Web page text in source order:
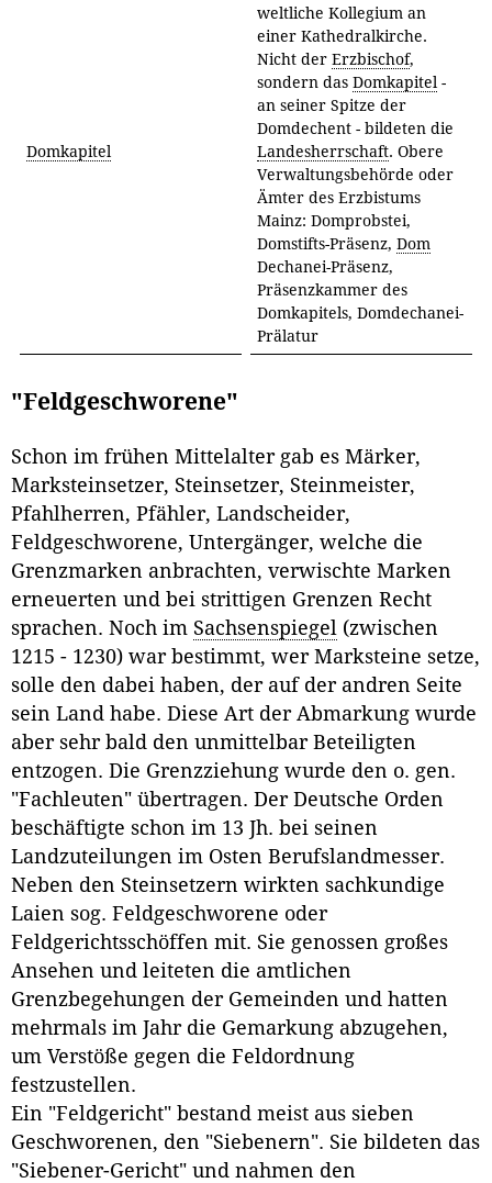
Domkapitel
weltliche Kollegium an
einer Kathedralkirche.
Nicht der Erzbischof,
sondern das Domkapitel -
an seiner Spitze der
Domdechent - bildeten die
Landesherrschaft. Obere
Verwaltungsbehörde oder
Ämter des Erzbistums
Mainz: Domprobstei,
Domstifts-Präsenz, Dom
Dechanei-Präsenz,
Präsenzkammer des
Domkapitels, Domdechanei-
Prälatur
"Feldgeschworene"
Schon im frühen Mittelalter gab es Märker,
Marksteinsetzer, Steinsetzer, Steinmeister,
Pfahlherren, Pfähler, Landscheider,
Feldgeschworene, Untergänger, welche die
Grenzmarken anbrachten, verwischte Marken
erneuerten und bei strittigen Grenzen Recht
sprachen. Noch im Sachsenspiegel (zwischen
1215 - 1230) war bestimmt, wer Marksteine setze,
solle den dabei haben, der auf der andren Seite
sein Land habe. Diese Art der Abmarkung wurde
aber sehr bald den unmittelbar Beteiligten
entzogen. Die Grenzziehung wurde den o. gen.
"Fachleuten" übertragen. Der Deutsche Orden
beschäftigte schon im 13 Jh. bei seinen
Landzuteilungen im Osten Berufslandmesser.
Neben den Steinsetzern wirkten sachkundige
Laien sog. Feldgeschworene oder
Feldgerichtsschöffen mit. Sie genossen großes
Ansehen und leiteten die amtlichen
Grenzbegehungen der Gemeinden und hatten
mehrmals im Jahr die Gemarkung abzugehen,
um Verstöße gegen die Feldordnung
festzustellen.
Ein "Feldgericht" bestand meist aus sieben
Geschworenen, den "Siebenern". Sie bildeten das
"Siebener-Gericht" und nahmen den